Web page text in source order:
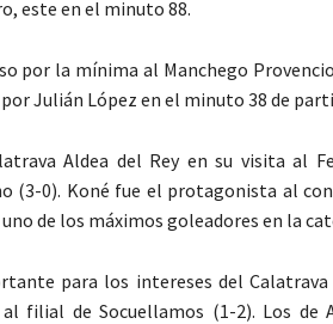
este en el minuto 88.
por la mínima al Manchego
Julián López en el minuto 38 de
Aldea del Rey en su visita al
(3-0). Koné fue el protagonista al
de los máximos goleadores en la
para los intereses del
filial de Socuellamos (1-2). Los de